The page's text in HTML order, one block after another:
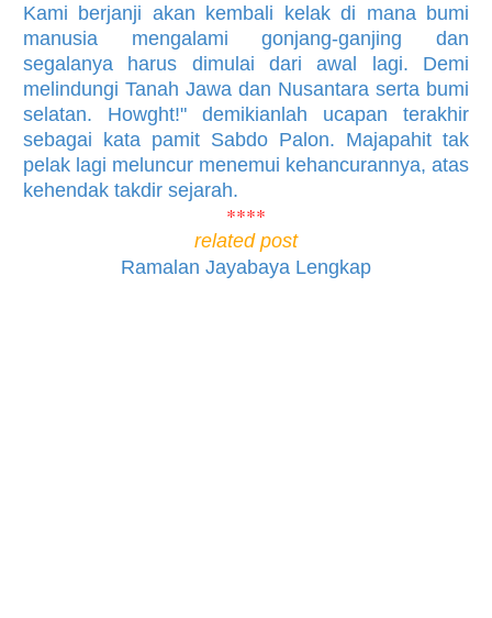
Kami berjanji akan kembali kelak di mana bumi
manusia mengalami gonjang-ganjing dan
segalanya harus dimulai dari awal lagi. Demi
melindungi Tanah Jawa dan Nusantara serta bumi
selatan. Howght!" demikianlah ucapan terakhir
sebagai kata pamit Sabdo Palon. Majapahit tak
pelak lagi meluncur menemui kehancurannya, atas
kehendak takdir sejarah.
****
related post
Ramalan Jayabaya Lengkap